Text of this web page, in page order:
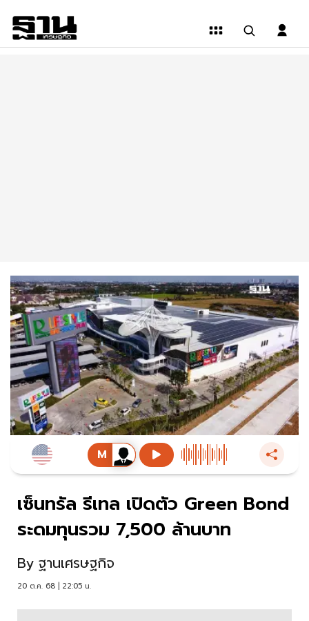
เซ็นทรัล รีเทล เปิดตัว Green Bond
ระดมทุนรวม 7,500 ล้านบาท
By ฐานเศรษฐกิจ
20 ต.ค. 68 | 22:05 น.